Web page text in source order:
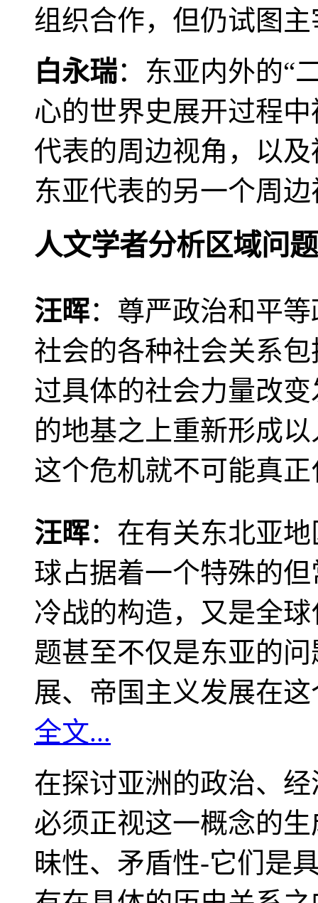
组织合作，但仍试图
白永瑞：东亚内外的“
心的世界史展开过程
代表的周边视角，以
东亚代表的另一个周
人文学者分析区域问题
汪晖：尊严政治和平
社会的各种社会关系
过具体的社会力量改
的地基之上重新形成
这个危机就不可能真
汪晖：在有关东北亚
球占据着一个特殊的
冷战的构造，又是全
题甚至不仅是东亚的
展、帝国主义发展在
全文...
在探讨亚洲的政治、
必须正视这一概念的
昧性、矛盾性-它们是